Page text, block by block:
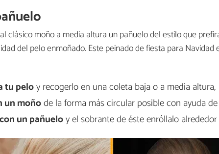
clásico moño a media altura un pañuelo del estilo que
del pelo enmoñado. Este peinado de fiesta para Navidad
tu peloy recogerlo en una coleta baja o a media altura,
un moñode la forma más circular posible con ayuda
un pañueloy el sobrante de éste enróllalo